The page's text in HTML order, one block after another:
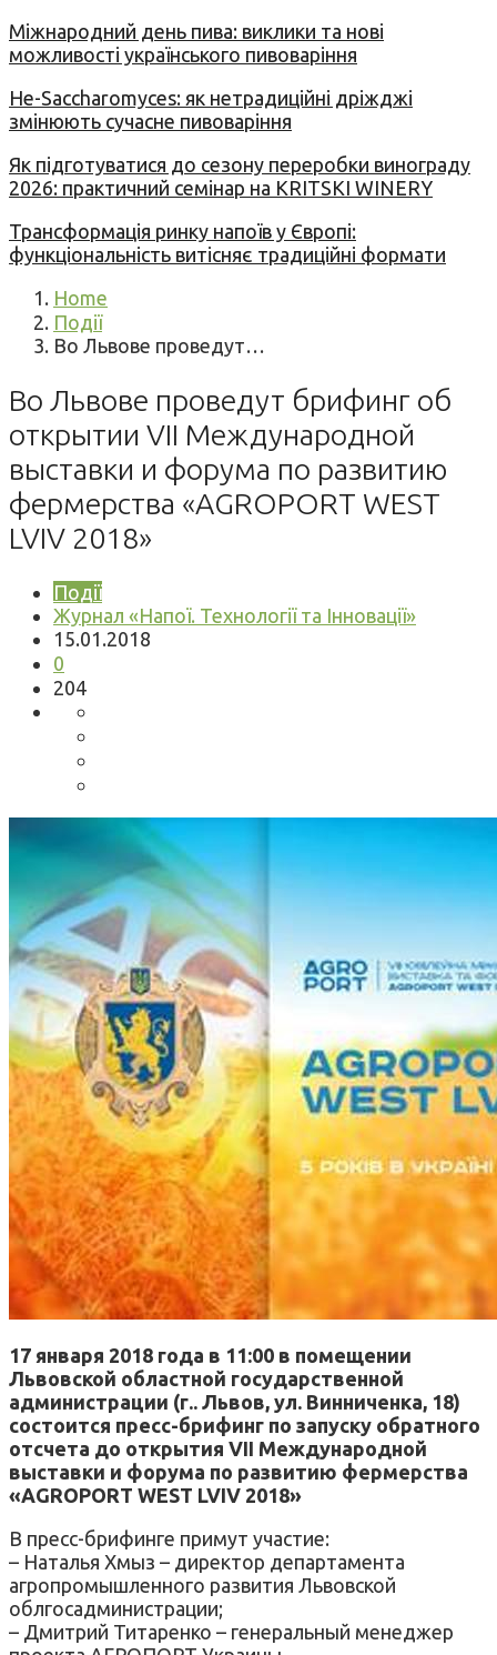
Міжнародний день пива: виклики та нові
можливості українського пивоваріння
Не-Saccharomyces: як нетрадиційні дріжджі
змінюють сучасне пивоваріння
Як підготуватися до сезону переробки винограду
2026: практичний семінар на KRITSKI WINERY
Трансформація ринку напоїв у Європі:
функціональність витісняє традиційні формати
Home
Події
Во Львове проведут…
Во Львове проведут брифинг об
открытии VII Международной
выставки и форума по развитию
фермерства «AGROPORT WEST
LVIV 2018»
Події
Журнал «Напої. Технології та Інновації»
15.01.2018
0
204
17 января 2018 года в 11:00 в помещении
Львовской областной государственной
администрации (г.. Львов, ул. Винниченка, 18)
состоится пресс-брифинг по запуску обратного
отсчета до открытия VII Международной
выставки и форума по развитию фермерства
«AGROPORT WEST LVIV 2018»
В пресс-брифинге примут участие:
– Наталья Хмыз – директор департамента
агропромышленного развития Львовской
облгосадминистрации;
– Дмитрий Титаренко – генеральный менеджер